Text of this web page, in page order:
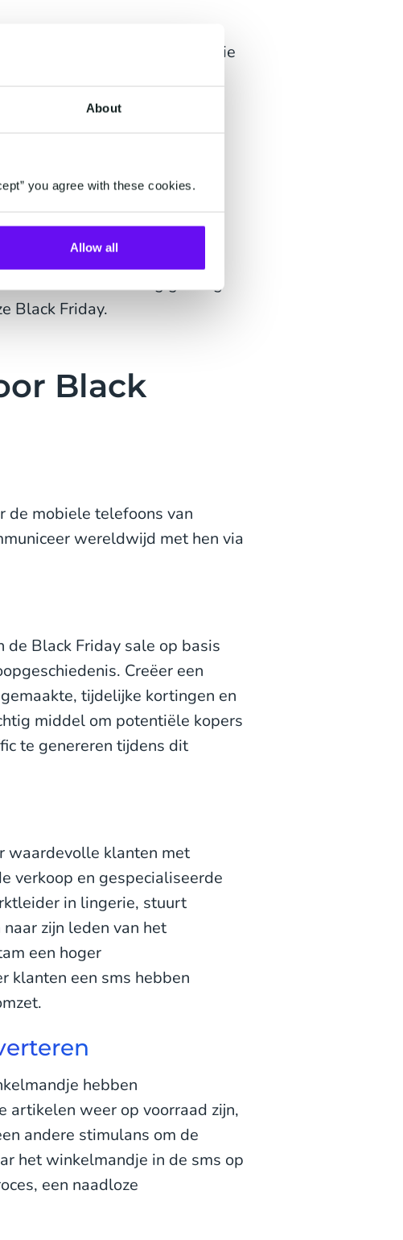
About
you agree with these cookies.
Allow all
wil winkelen bij bedrijven die
en promoties aanbieden op
strategie om jouw Black
enkele minuten SMS'jes
kun je marketingberichten,
sturen. Er is nog genoeg
Black Friday.
Black
de mobiele telefoons van
wereldwijd met hen via
de Black Friday sale op basis
Creëer een
tijdelijke kortingen en
middel om potentiële kopers
te genereren tijdens dit
waardevolle klanten met
verkoop en gespecialiseerde
in lingerie, stuurt
zijn leden van het
een hoger
klanten een sms hebben
hebben
artikelen weer op voorraad zijn,
andere stimulans om de
het winkelmandje in de sms op
een naadloze